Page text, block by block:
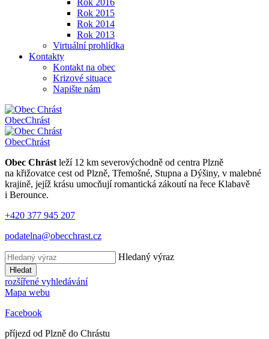
Rok 2016
Rok 2015
Rok 2014
Rok 2013
Virtuální prohlídka
Kontakty
Kontakt na obec
Krizové situace
Napište nám
ObecChrást
ObecChrást
Obec Chrást leží 12 km severovýchodně od centra Plzně
na křižovatce cest od Plzně, Třemošné, Stupna a Dýšiny, v malebné
krajině, jejíž krásu umocňují romantická zákoutí na řece Klabavě
i Berounce.
+420 377 945 207
podatelna@obecchrast.cz
Hledaný výraz
Hledat
rozšířené vyhledávání
Mapa webu
Facebook
příjezd od Plzně do Chrástu